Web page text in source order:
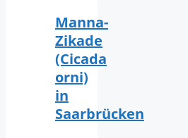
Manna-
Zikade
(Cicada
orni)
in
Saarbrücken